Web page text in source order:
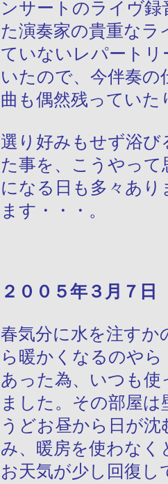
ンサートのライヴ
た演奏家の貴重なラ
ていないレパート
いたので、今伴奏
曲も偶然残ってい
選り好みもせず浴
た事を、こうやって
になる日も多々あ
ます・・・。
２００５年３月
春気分に水を注す
ら暖かくなるのや
あった為、いつも
ました。その部屋
うどお昼から日が
み、暖房を使わな
お天気が少し回復